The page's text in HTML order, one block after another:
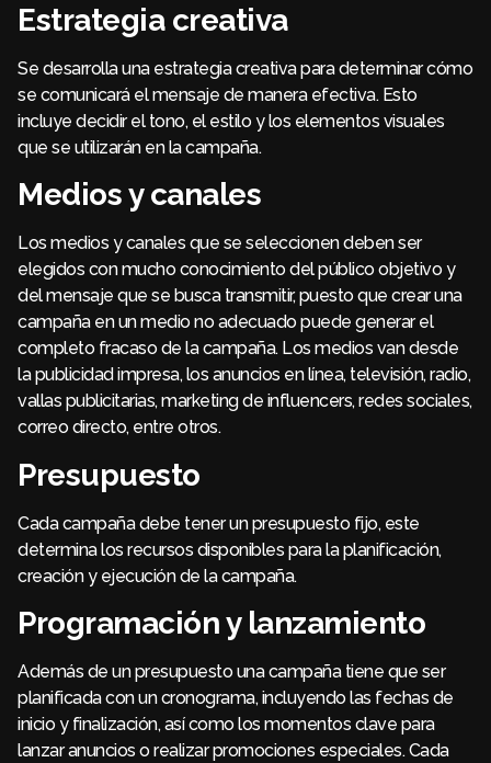
Estrategia creativa
Se desarrolla una estrategia creativa para determinar cómo
se comunicará el mensaje de manera efectiva. Esto
incluye decidir el tono, el estilo y los elementos visuales
que se utilizarán en la campaña.
Medios y canales
Los medios y canales que se seleccionen deben ser
elegidos con mucho conocimiento del público objetivo y
del mensaje que se busca transmitir, puesto que crear una
campaña en un medio no adecuado puede generar el
completo fracaso de la campaña. Los medios van desde
la publicidad impresa, los anuncios en línea, televisión, radio,
vallas publicitarias, marketing de influencers, redes sociales,
correo directo, entre otros.
Presupuesto
Cada campaña debe tener un presupuesto fijo, este
determina los recursos disponibles para la planificación,
creación y ejecución de la campaña.
Programación y lanzamiento
Además de un presupuesto una campaña tiene que ser
planificada con un cronograma, incluyendo las fechas de
inicio y finalización, así como los momentos clave para
lanzar anuncios o realizar promociones especiales. Cada